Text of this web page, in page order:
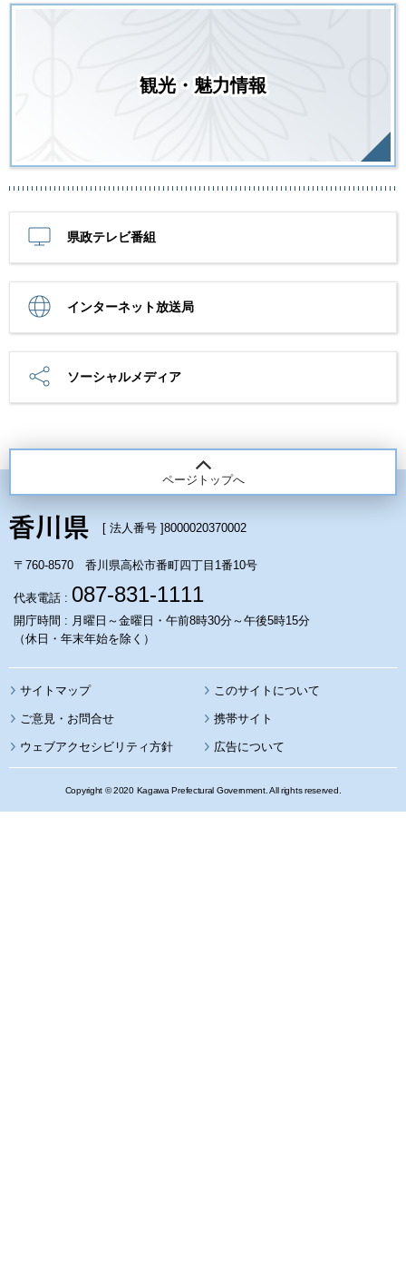
観光・魅力情報
県政テレビ番組
インターネット放送局
ソーシャルメディア
ページトップへ
[ 法人番号 ]8000020370002
〒760-8570 香川県高松市番町四丁目1番10号
代表電話 : 087-831-1111
開庁時間 : 月曜日～金曜日・午前8時30分～午後5時15分
（休日・年末年始を除く）
サイトマップ このサイトについて
携帯サイト
ウェブアクセシビリティ方針 広告について
Copyright © 2020 Kagawa Prefectural Government. All rights reserved.